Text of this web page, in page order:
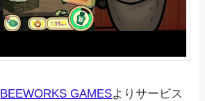
BEEWORKS GAMESよりサービス